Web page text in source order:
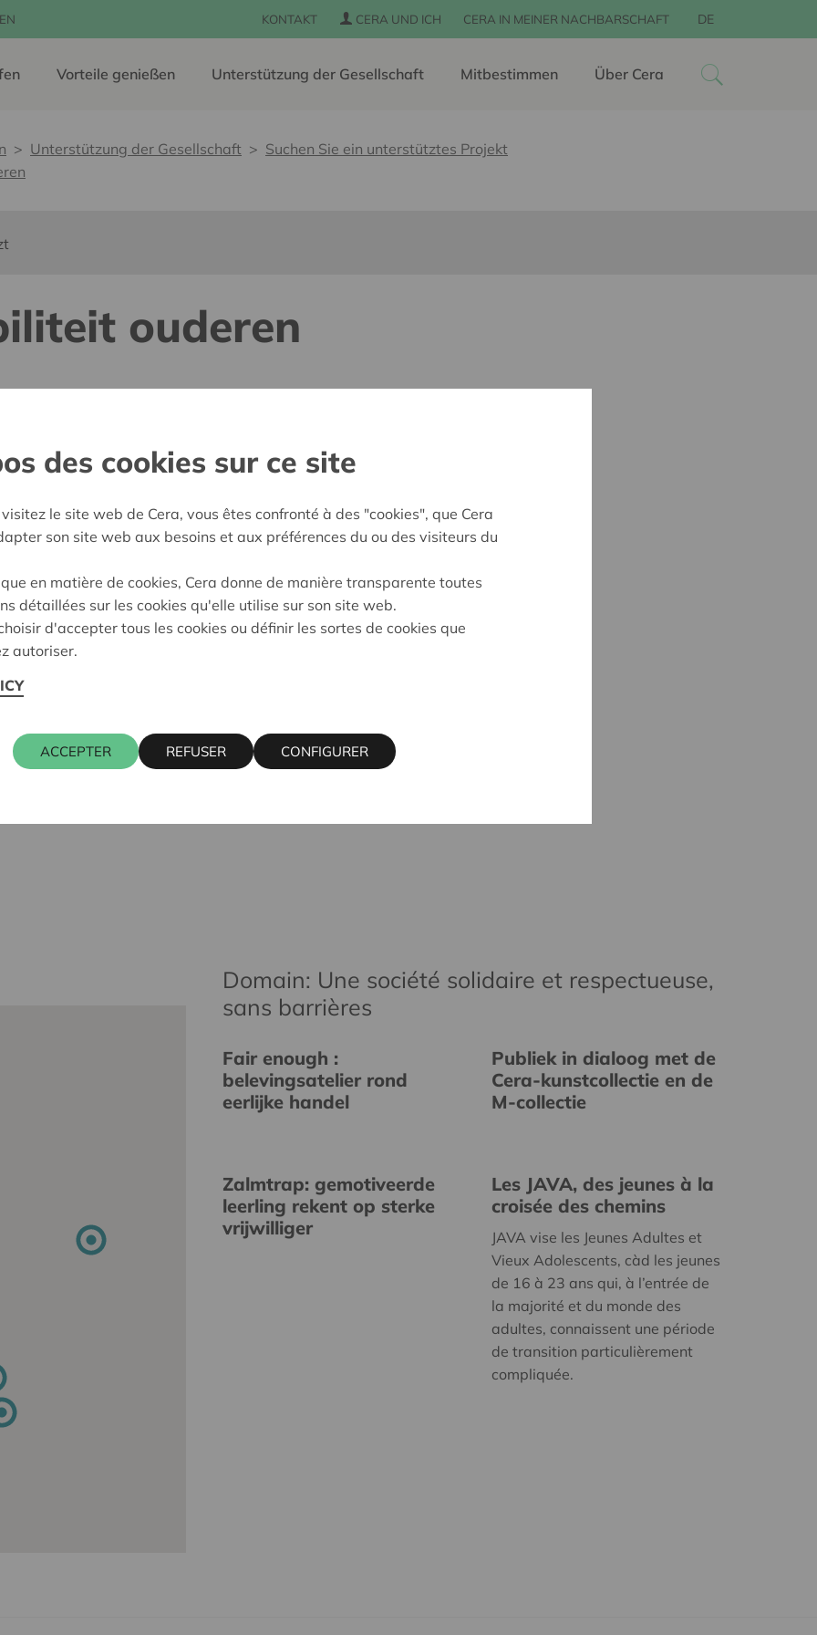
KONTAKT CERA UND ICH CERA IN MEINER NACHBARSCHAFT DE
Vorteile genießen Unterstützung der Gesellschaft Mitbestimmen Über Cera
Unterstützung der Gesellschaft
Suchen Sie ein unterstütztes Projekt
ouderen
barrières
05/03/2024
4, 1500 HALLE
016 27 96 03
alain.baeck@cera.coop
Domain: Une société solidaire et respectueuse,
sans barrières
Fair enough :
belevingsatelier rond
eerlijke handel
Publiek in dialoog met de
Cera-kunstcollectie en de
M-collectie
Zalmtrap: gemotiveerde
leerling rekent op sterke
vrijwilliger
Les JAVA, des jeunes à la
croisée des chemins
JAVA vise les Jeunes Adultes et
Vieux Adolescents, càd les jeunes
de 16 à 23 ans qui, à l’entrée de
la majorité et du monde des
adultes, connaissent une période
de transition particulièrement
compliquée.
des cookies sur ce site
le site web de Cera, vous êtes confronté à des "cookies", que Cera
son site web aux besoins et aux préférences du ou des visiteurs du
en matière de cookies, Cera donne de manière transparente toutes
détaillées sur les cookies qu'elle utilise sur son site web.
d'accepter tous les cookies ou définir les sortes de cookies que
autoriser.
ACCEPTER REFUSER CONFIGURER